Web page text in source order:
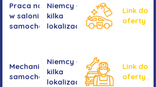
Praca na myjni
w salonie
samochodowym
Niemcy -
kilka
lokalizacji
Link do
oferty
Mechanika
samochodowa
Niemcy -
kilka
lokalizacji
Link do
oferty